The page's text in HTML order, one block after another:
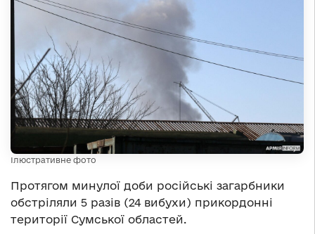
Ілюстративне фото
Протягом минулої доби російські загарбники
обстріляли 5 разів (24 вибухи) прикордонні
території Сумської областей.